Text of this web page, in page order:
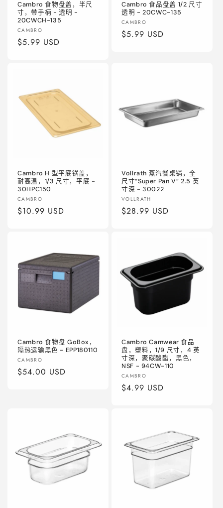
Cambro 食物盘盖，半尺
寸，带手柄 - 透明 -
20CWCH-135
厂
商：
CAMBRO
常
$5.99 USD
Cambro 食品盘盖 1/2 尺寸
透明 - 20CWC-135
厂
商：
CAMBRO
常
$5.99 USD
Cambro H 型平底锅盖，
耐高温，1/3 尺寸，平底 -
30HPC150
厂
商：
CAMBRO
常
$10.99 USD
Vollrath 蒸汽餐桌锅，全
尺寸“Super Pan V” 2.5 英
寸深 - 30022
厂
商：
VOLLRATH
常
$28.99 USD
Cambro 食物盘 GoBox，
隔热运输黑色 - EPP180110
厂
商：
CAMBRO
常
$54.00 USD
Cambro Camwear 食品
盘，塑料，1/9 尺寸，4 英
寸深，聚碳酸酯，黑色，
NSF - 94CW-110
厂
商：
CAMBRO
常
$4.99 USD